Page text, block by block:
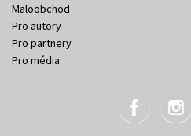
Maloobchod
Pro autory
Pro partnery
Pro média